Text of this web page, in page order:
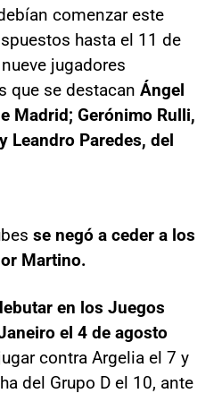
comenzar este
hasta el 11 de
jugadores
que se destacan Ángel
Madrid; Gerónimo Rulli,
Leandro Paredes, del
se negó a ceder a los
Martino.
en los Juegos
el 4 de agosto
contra Argelia el 7 y
del Grupo D el 10, ante